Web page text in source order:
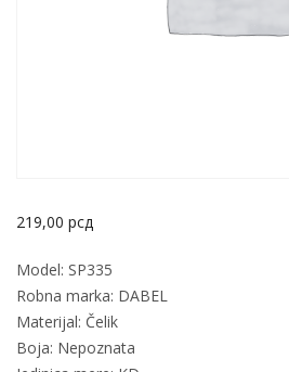
219,00 рсд
Model: SP335
Robna marka: DABEL
Materijal: Čelik
Boja: Nepoznata